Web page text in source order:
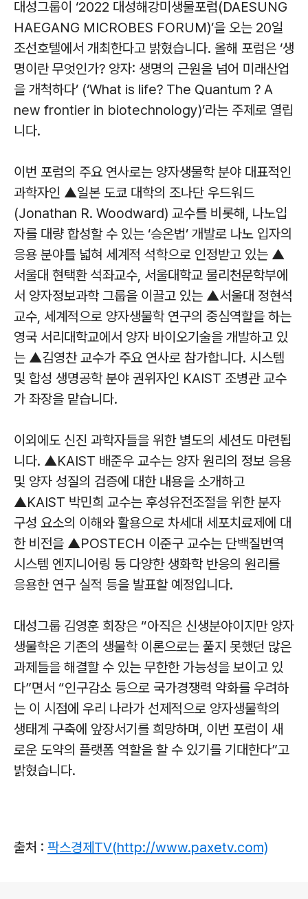
대성그룹이 ‘2022 대성해강미생물포럼(DAESUNG
HAEGANG MICROBES FORUM)’을 오는 20일
조선호텔에서 개최한다고 밝혔습니다. 올해 포럼은 ‘생
명이란 무엇인가? 양자: 생명의 근원을 넘어 미래산업
을 개척하다’ (‘What is life? The Quantum ? A
new frontier in biotechnology)’라는 주제로 열립
니다.
이번 포럼의 주요 연사로는 양자생물학 분야 대표적인
과학자인 ▲일본 도쿄 대학의 조나단 우드워드
(Jonathan R. Woodward) 교수를 비롯해, 나노입
자를 대량 합성할 수 있는 ‘승온법’ 개발로 나노 입자의
응용 분야를 넓혀 세계적 석학으로 인정받고 있는 ▲
서울대 현택환 석좌교수, 서울대학교 물리천문학부에
서 양자정보과학 그룹을 이끌고 있는 ▲서울대 정현석
교수, 세계적으로 양자생물학 연구의 중심역할을 하는
영국 서리대학교에서 양자 바이오기술을 개발하고 있
는 ▲김영찬 교수가 주요 연사로 참가합니다. 시스템
및 합성 생명공학 분야 권위자인 KAIST 조병관 교수
가 좌장을 맡습니다.
이외에도 신진 과학자들을 위한 별도의 세션도 마련됩
니다. ▲KAIST 배준우 교수는 양자 원리의 정보 응용
및 양자 성질의 검증에 대한 내용을 소개하고
▲KAIST 박민희 교수는 후성유전조절을 위한 분자
구성 요소의 이해와 활용으로 차세대 세포치료제에 대
한 비전을 ▲POSTECH 이준구 교수는 단백질번역
시스템 엔지니어링 등 다양한 생화학 반응의 원리를
응용한 연구 실적 등을 발표할 예정입니다.
대성그룹 김영훈 회장은 “아직은 신생분야이지만 양자
생물학은 기존의 생물학 이론으로는 풀지 못했던 많은
과제들을 해결할 수 있는 무한한 가능성을 보이고 있
다”면서 “인구감소 등으로 국가경쟁력 약화를 우려하
는 이 시점에 우리 나라가 선제적으로 양자생물학의
생태계 구축에 앞장서기를 희망하며, 이번 포럼이 새
로운 도약의 플랫폼 역할을 할 수 있기를 기대한다”고
밝혔습니다.
출처 : 팍스경제TV(http://www.paxetv.com)